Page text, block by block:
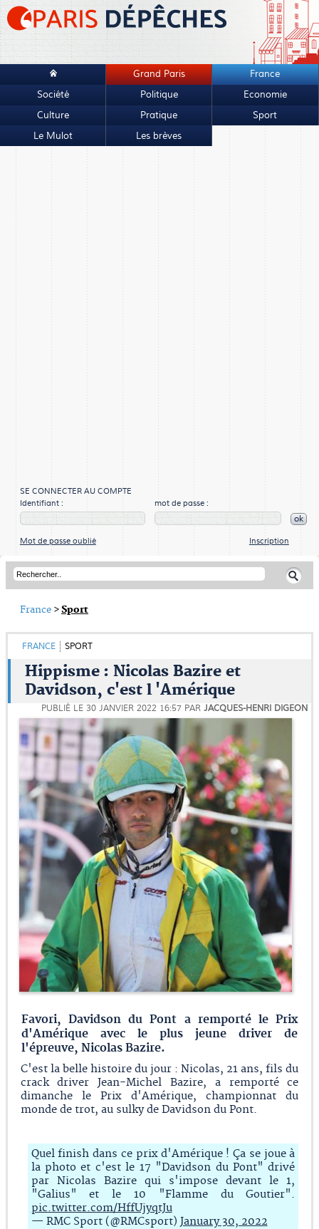
Grand Paris
France
Société
Politique
Economie
Culture
Pratique
Sport
Le Mulot
Les brèves
SE CONNECTER AU COMPTE
Identifiant :
mot de passe :
ok
Mot de passe oublié Inscription
France >Sport
FRANCE SPORT
Hippisme : Nicolas Bazire et
Davidson, c'est l 'Amérique
PUBLIÉ LE 30 JANVIER 2022 16:57 PAR JACQUES-HENRI DIGEON
Favori, Davidson du Pont a remporté le Prix
d'Amérique avec le plus jeune driver de
l'épreuve, Nicolas Bazire.
C'est la belle histoire du jour : Nicolas, 21 ans, fils du
crack driver Jean-Michel Bazire, a remporté ce
dimanche le Prix d'Amérique, championnat du
monde de trot, au sulky de Davidson du Pont.
Quel finish dans ce prix d'Amérique ! Ça se joue à
la photo et c'est le 17 "Davidson du Pont" drivé
par Nicolas Bazire qui s'impose devant le 1,
"Galius" et le 10 "Flamme du Goutier".
pic.twitter.com/HffUjyqtJu
— RMC Sport (@RMCsport) January 30, 2022